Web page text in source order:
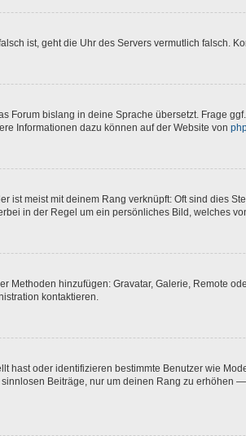
ist, geht die Uhr des Servers vermutlich falsch.
bislang in deine Sprache übersetzt. Frage
Informationen dazu können auf der Website von
meist mit deinem Rang verknüpft: Oft sind dies
in der Regel um ein persönliches Bild, welches
Methoden hinzufügen: Gravatar, Galerie, Remote
kontaktieren.
oder identifizieren bestimmte Benutzer wie
Beiträge, nur um deinen Rang zu